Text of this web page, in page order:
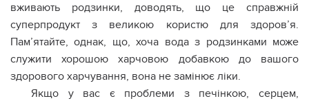
вживають родзинки, доводять, що це справжній
суперпродукт з великою користю для здоров’я.
Пам’ятайте, однак, що, хоча вода з родзинками може
служити хорошою харчовою добавкою до вашого
здорового харчування, вона не замінює лiки.
Якщо у вас є проблеми з печiнкою, серцем,